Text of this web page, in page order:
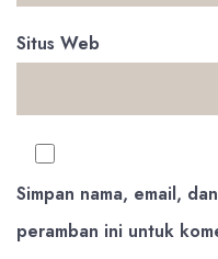
Situs Web
Simpan nama, email,
peramban ini untuk